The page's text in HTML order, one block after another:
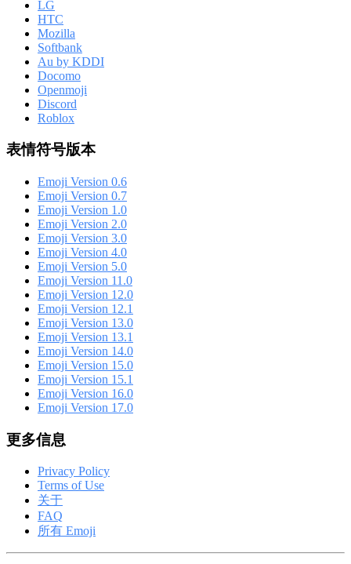
LG
HTC
Mozilla
Softbank
Au by KDDI
Docomo
Openmoji
Discord
Roblox
表情符号版本
Emoji Version 0.6
Emoji Version 0.7
Emoji Version 1.0
Emoji Version 2.0
Emoji Version 3.0
Emoji Version 4.0
Emoji Version 5.0
Emoji Version 11.0
Emoji Version 12.0
Emoji Version 12.1
Emoji Version 13.0
Emoji Version 13.1
Emoji Version 14.0
Emoji Version 15.0
Emoji Version 15.1
Emoji Version 16.0
Emoji Version 17.0
更多信息
Privacy Policy
Terms of Use
关于
FAQ
所有 Emoji